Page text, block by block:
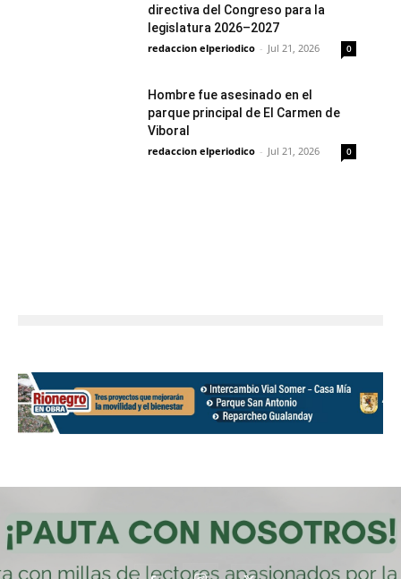
directiva del Congreso para la
legislatura 2026–2027
redaccion elperiodico - Jul 21, 2026 0
Hombre fue asesinado en el
parque principal de El Carmen de
Viboral
redaccion elperiodico - Jul 21, 2026 0